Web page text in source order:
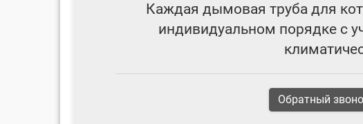
Каждая дымовая труба для
индивидуальном порядке с
Обратный